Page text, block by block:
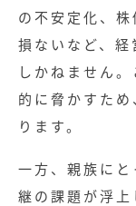
の不安定化、
損ないなど、
しかねません
的に脅かすた
ります。
一方、親族に
継の課題が浮